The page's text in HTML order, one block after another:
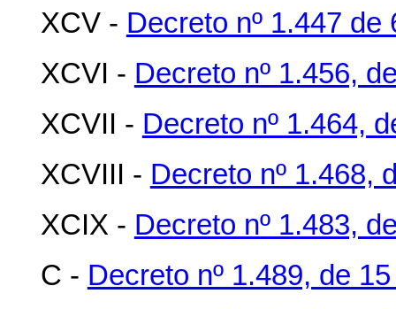
XCV - Decreto nº 1.447 de
XCVI - Decreto nº 1.456,
XCVII - Decreto nº 1.464,
XCVIII - Decreto nº 1.468,
XCIX - Decreto nº 1.483,
C - Decreto nº 1.489, de